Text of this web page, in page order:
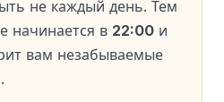
атмосферой комплекса
шоу
не каждый день. Тем
начинается в 22:00 и
вам незабываемые